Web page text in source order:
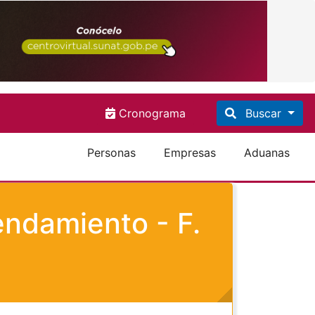
Cronograma Buscar
Personas Empresas Aduanas
- F.